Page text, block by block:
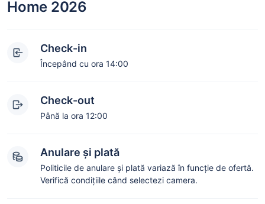
Home 2026
Check-in
Începând cu ora 14:00
Check-out
Până la ora 12:00
Anulare și plată
Politicile de anulare și plată variază în funcție de ofertă.
Verifică condițiile când selectezi camera.